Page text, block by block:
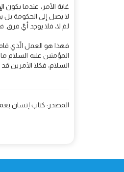
غاية الأمر، عندما
لا يصل إلى الحكومة بل
لمَ لا، فلا يوجد أيّ فرق.
فهذا هو العمل الّذي قام
المؤمنين عليه السلام
السلام، فكلا الأمرين
المصدر: كتاب إنسان بعمر 250 سنة، للامام الخامنئي، الفصل السادس: الإمام